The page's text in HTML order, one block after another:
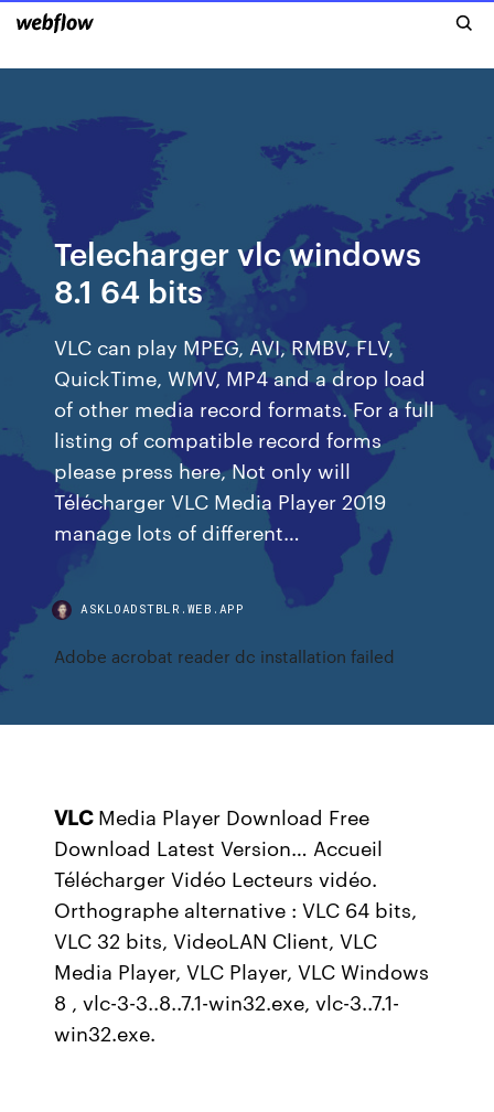
Telecharger vlc windows
8.1 64 bits
VLC can play MPEG, AVI, RMBV, FLV,
QuickTime, WMV, MP4 and a drop load
of other media record formats. For a full
listing of compatible record forms
please press here, Not only will
Télécharger VLC Media Player 2019
manage lots of different…
ASKLOADSTBLR.WEB.APP
Adobe acrobat reader dc installation failed
VLCMedia Player Download Free
Download Latest Version… Accueil
Télécharger Vidéo Lecteurs vidéo.
Orthographe alternative : VLC 64 bits,
VLC 32 bits, VideoLAN Client, VLC
Media Player, VLC Player, VLC Windows
8 , vlc-3-3..8..7.1-win32.exe, vlc-3..7.1-
win32.exe.